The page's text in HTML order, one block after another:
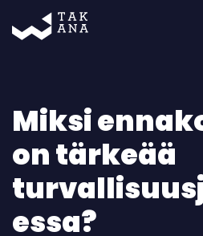
Miksi
on tärkeää
essa?